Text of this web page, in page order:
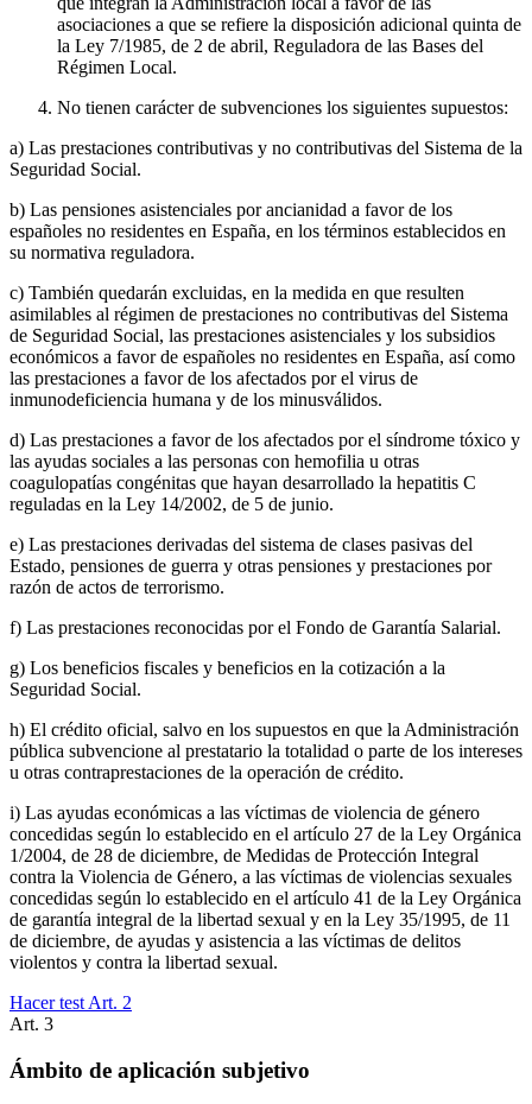
asociaciones a que se refiere la disposición adicional quinta de
la Ley 7/1985, de 2 de abril, Reguladora de las Bases del
Régimen Local.
No tienen carácter de subvenciones los siguientes supuestos:
a) Las prestaciones contributivas y no contributivas del Sistema de la
Seguridad Social.
b) Las pensiones asistenciales por ancianidad a favor de los
españoles no residentes en España, en los términos establecidos en
su normativa reguladora.
c) También quedarán excluidas, en la medida en que resulten
asimilables al régimen de prestaciones no contributivas del Sistema
de Seguridad Social, las prestaciones asistenciales y los subsidios
económicos a favor de españoles no residentes en España, así como
las prestaciones a favor de los afectados por el virus de
inmunodeficiencia humana y de los minusválidos.
d) Las prestaciones a favor de los afectados por el síndrome tóxico y
las ayudas sociales a las personas con hemofilia u otras
coagulopatías congénitas que hayan desarrollado la hepatitis C
reguladas en la Ley 14/2002, de 5 de junio.
e) Las prestaciones derivadas del sistema de clases pasivas del
Estado, pensiones de guerra y otras pensiones y prestaciones por
razón de actos de terrorismo.
f) Las prestaciones reconocidas por el Fondo de Garantía Salarial.
g) Los beneficios fiscales y beneficios en la cotización a la
Seguridad Social.
h) El crédito oficial, salvo en los supuestos en que la Administración
pública subvencione al prestatario la totalidad o parte de los intereses
u otras contraprestaciones de la operación de crédito.
i) Las ayudas económicas a las víctimas de violencia de género
concedidas según lo establecido en el artículo 27 de la Ley Orgánica
1/2004, de 28 de diciembre, de Medidas de Protección Integral
contra la Violencia de Género, a las víctimas de violencias sexuales
concedidas según lo establecido en el artículo 41 de la Ley Orgánica
de garantía integral de la libertad sexual y en la Ley 35/1995, de 11
de diciembre, de ayudas y asistencia a las víctimas de delitos
violentos y contra la libertad sexual.
Hacer test Art. 2
Art. 3
Ámbito de aplicación subjetivo